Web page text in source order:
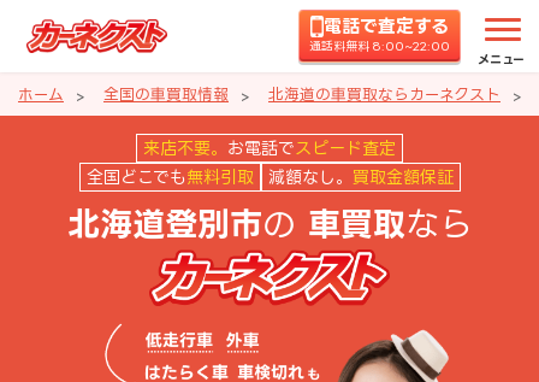
電話で査定する
通話料無料 8:00~22:00
メニュー
ホーム 全国の車買取情報 北海道の車買取ならカーネクスト
北海道登別市の車買取ならカー
来店不要。 お電話で スピード査定
全国どこでも 無料引取 減額なし。 買取金額保証
北海道登別市の 車買取なら